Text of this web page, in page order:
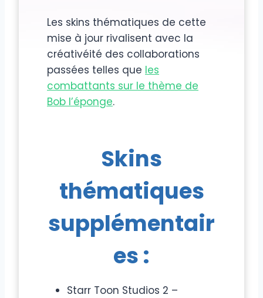
Les skins thématiques de cette
mise à jour rivalisent avec la
créativéité des collaborations
passées telles que les
combattants sur le thème de
Bob l’éponge.
Skins
thématiques
supplémentair
es :
Starr Toon Studios 2 –